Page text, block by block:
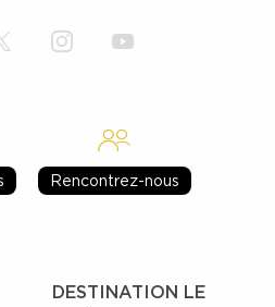
Rencontrez-nous
DESTINATION LE